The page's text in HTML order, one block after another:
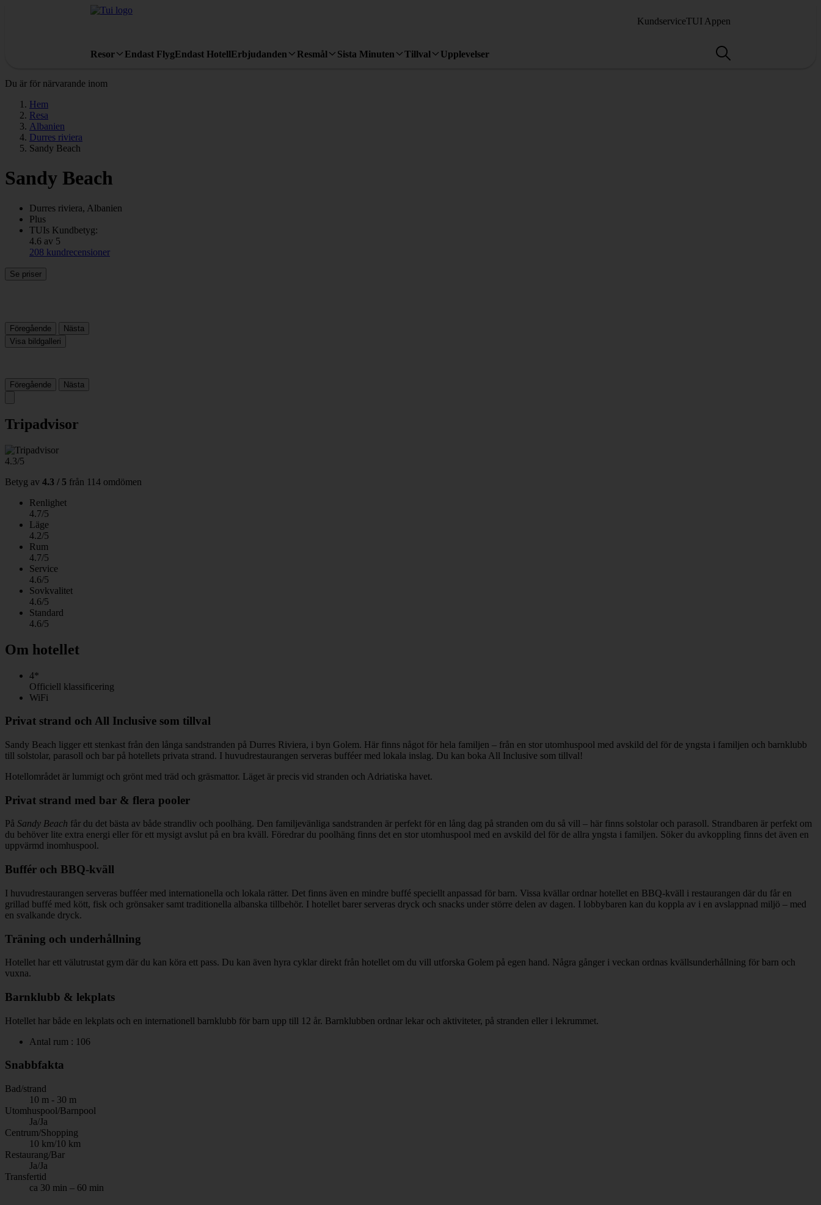
KundserviceTUI Appen
Resor Endast FlygEndast HotellErbjudanden Resmål Sista Minuten Tillval Upplevelser
Du är för närvarande inom
Hem
Resa
Albanien
Durres riviera
Sandy Beach
Sandy Beach
Durres riviera, Albanien
Plus
TUIs Kundbetyg:
4.6 av 5
208 kundrecensioner
Se priser
Föregående
Nästa
Visa bildgalleri
Föregående Nästa
Tripadvisor
4.3/5
Betyg av 4.3 / 5 från 114 omdömen
Renlighet
4.7/5
Läge
4.2/5
Rum
4.7/5
Service
4.6/5
Sovkvalitet
4.6/5
Standard
4.6/5
Om hotellet
4*
Officiell klassificering
WiFi
Privat strand och All Inclusive som tillval
Sandy Beach ligger ett stenkast från den långa sandstranden på Durres Riviera, i byn Golem. Här finns något för hela familjen – från en stor utomhuspool med avskild del för de yngsta i familjen och barnklubb
till solstolar, parasoll och bar på hotellets privata strand. I huvudrestaurangen serveras bufféer med lokala inslag. Du kan boka All Inclusive som tillval!
Hotellområdet är lummigt och grönt med träd och gräsmattor. Läget är precis vid stranden och Adriatiska havet.
Privat strand med bar & flera pooler
På Sandy Beach får du det bästa av både strandliv och poolhäng. Den familjevänliga sandstranden är perfekt för en lång dag på stranden om du så vill – här finns solstolar och parasoll. Strandbaren är perfekt om
du behöver lite extra energi eller för ett mysigt avslut på en bra kväll. Föredrar du poolhäng finns det en stor utomhuspool med en avskild del för de allra yngsta i familjen. Söker du avkoppling finns det även en
uppvärmd inomhuspool.
Buffér och BBQ-kväll
I huvudrestaurangen serveras bufféer med internationella och lokala rätter. Det finns även en mindre buffé speciellt anpassad för barn. Vissa kvällar ordnar hotellet en BBQ-kväll i restaurangen där du får en
grillad buffé med kött, fisk och grönsaker samt traditionella albanska tillbehör. I hotellet barer serveras dryck och snacks under större delen av dagen. I lobbybaren kan du koppla av i en avslappnad miljö – med
en svalkande dryck.
Träning och underhållning
Hotellet har ett välutrustat gym där du kan köra ett pass. Du kan även hyra cyklar direkt från hotellet om du vill utforska Golem på egen hand. Några gånger i veckan ordnas kvällsunderhållning för barn och
vuxna.
Barnklubb & lekplats
Hotellet har både en lekplats och en internationell barnklubb för barn upp till 12 år. Barnklubben ordnar lekar och aktiviteter, på stranden eller i lekrummet.
Antal rum : 106
Snabbfakta
Bad/strand
10 m - 30 m
Utomhuspool/Barnpool
Ja/Ja
Centrum/Shopping
10 km/10 km
Restaurang/Bar
Ja/Ja
Transfertid
ca 30 min – 60 min